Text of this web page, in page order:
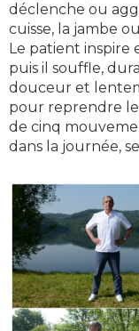
déclenche ou
cuisse, la jambe
Le patient inspire
puis il souffle,
douceur et
pour reprendre le
de cinq
dans la journée,